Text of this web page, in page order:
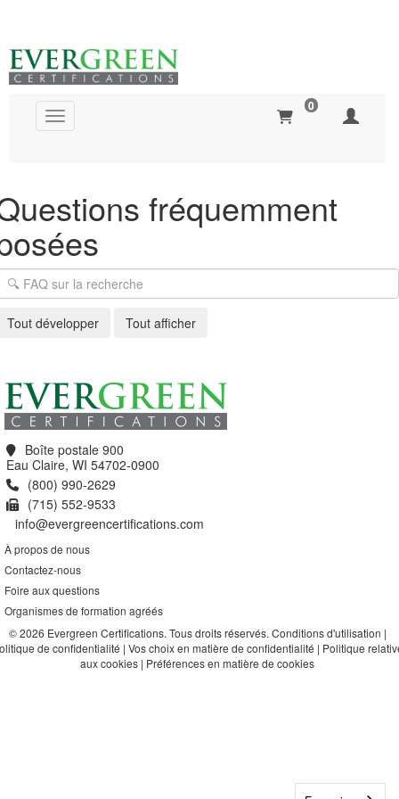
Basculer la navigation
0
fréquemment
Tout développer Tout afficher
Boîte postale 900
Eau Claire, WI 54702-0900
(800) 990-2629
(715) 552-9533
info@evergreencertifications.com
À propos de nous
Contactez-nous
Foire aux questions
Organismes de formation agréés
© 2026 Evergreen Certifications. Tous droits réservés. Conditions d'utilisation |
de confidentialité | Vos choix en matière de confidentialité | Politique
aux cookies | Préférences en matière de cookies